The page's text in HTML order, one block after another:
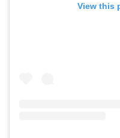
View this